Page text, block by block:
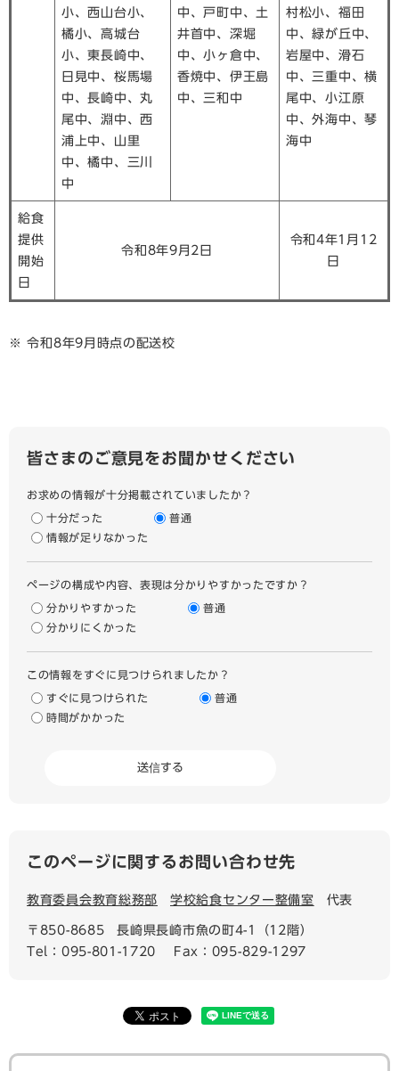
小、西山台小、
橘小、高城台
小、東長崎中、
日見中、桜馬場
中、長崎中、丸
尾中、淵中、西
浦上中、山里
中、橘中、三川
中
中、戸町中、土
井首中、深堀
中、小ヶ倉中、
香焼中、伊王島
中、三和中
村松小、福田
中、緑が丘中、
岩屋中、滑石
中、三重中、横
尾中、小江原
中、外海中、琴
海中
給食
提供
開始
日
令和8年9月2日
令和4年1月12
日
※ 令和8年9月時点の配送校
皆さまのご意見をお聞かせください
お求めの情報が十分掲載されていましたか？
十分だった
普通
情報が足りなかった
ページの構成や内容、表現は分かりやすかったですか？
分かりやすかった
普通
分かりにくかった
この情報をすぐに見つけられましたか？
すぐに見つけられた
普通
時間がかかった
このページに関するお問い合わせ先
教育委員会教育総務部 学校給食センター整備室 代表
〒850-8685
長崎県長崎市魚の町4-1（12階）
Tel：095-801-1720
Fax：095-829-1297